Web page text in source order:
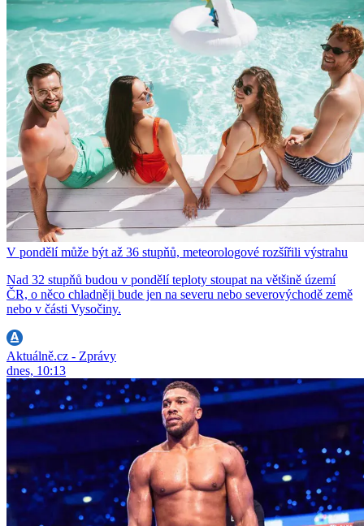
V pondělí může být až 36 stupňů, meteorologové rozšířili výstrahu
Nad 32 stupňů budou v pondělí teploty stoupat na většině území
ČR, o něco chladněji bude jen na severu nebo severovýchodě země
nebo v části Vysočiny.
Aktuálně.cz - Zprávy
dnes, 10:13